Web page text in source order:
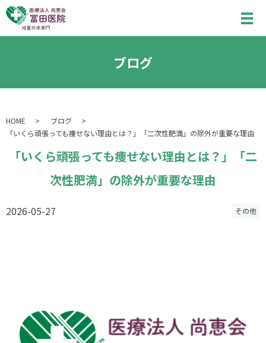
ブログ
HOME
ブログ
「いくら頑張っても痩せない理由とは？」「二次性肥満」の除外が重要な理由
「いくら頑張っても痩せない理由とは？」「二
次性肥満」の除外が重要な理由
2026-05-27 その他